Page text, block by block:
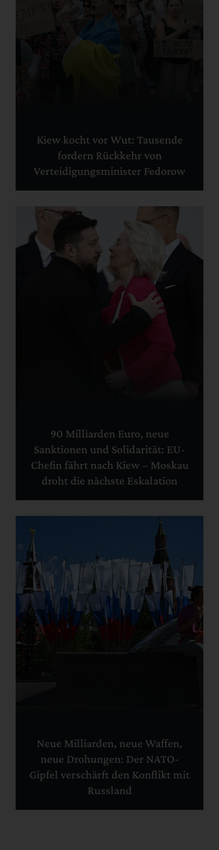
Kiew kocht vor Wut: Tausende
fordern Rückkehr von
Verteidigungsminister Fedorow
90 Milliarden Euro, neue
Sanktionen und Solidarität: EU-
Chefin fährt nach Kiew – Moskau
droht die nächste Eskalation
Neue Milliarden, neue Waffen,
neue Drohungen: Der NATO-
Gipfel verschärft den Konflikt mit
Russland